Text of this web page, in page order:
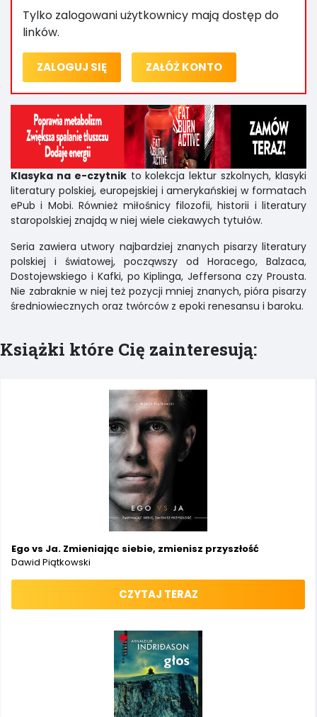
Tylko zalogowani użytkownicy mają dostęp do
linków.
ZALOGUJ SIĘ ZAŁÓŻ KONTO
Klasyka na e-czytnikto kolekcja lektur szkolnych, klasyki
literatury polskiej, europejskiej i amerykańskiej w formatach
ePub i Mobi. Również miłośnicy filozofii, historii i literatury
staropolskiej znajdą w niej wiele ciekawych tytułów.
Seria zawiera utwory najbardziej znanych pisarzy literatury
polskiej i światowej, począwszy od Horacego, Balzaca,
Dostojewskiego i Kafki, po Kiplinga, Jeffersona czy Prousta.
Nie zabraknie w niej też pozycji mniej znanych, pióra pisarzy
średniowiecznych oraz twórców z epoki renesansu i baroku.
Książki które Cię zainteresują:
Ego vs Ja. Zmieniając siebie, zmienisz przyszłość
Dawid Piątkowski
CZYTAJ TERAZ